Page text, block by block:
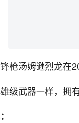
枪汤姆逊烈龙在
级武器一样，拥